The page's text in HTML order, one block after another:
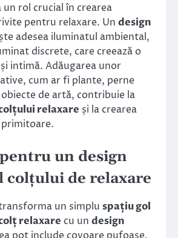
rol crucial în crearea
pentru relaxare. Un design
adesea iluminatul ambiental,
discrete, care creează o
intimă. Adăugarea unor
cum ar fi plante, perne
de artă, contribuie la
relaxare și la crearea
un design
colțului de relaxare
un simplu spațiu gol
relaxare cu un design